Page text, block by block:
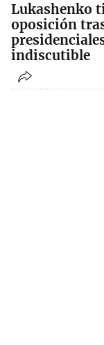
Lukashenko
oposición
indiscutible